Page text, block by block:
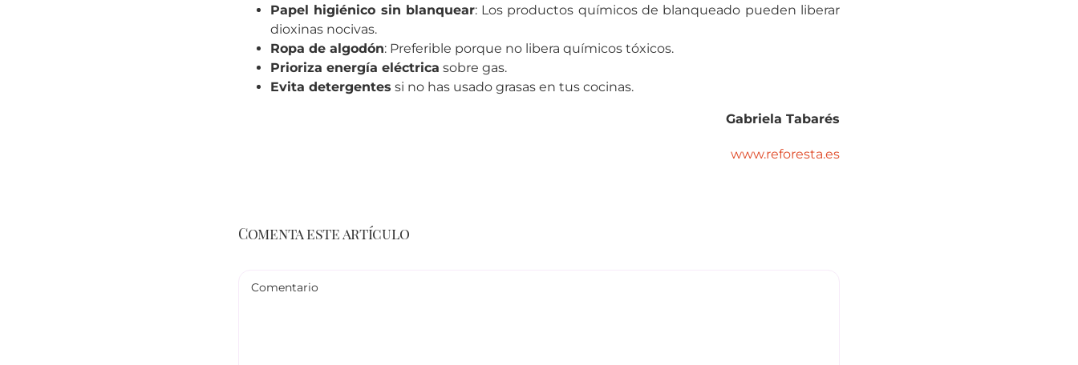
Papel higiénico sin blanquear: Los productos químicos de blanqueado pueden liberar
dioxinas nocivas.
Ropa de algodón: Preferible porque no libera químicos tóxicos.
Prioriza energía eléctrica sobre gas.
Evita detergentes si no has usado grasas en tus cocinas.
Gabriela Tabarés
www.reforesta.es
Comenta este artículo